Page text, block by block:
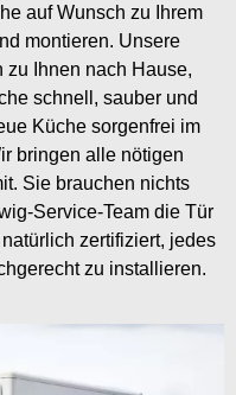
auf Wunsch zu Ihrem
montieren. Unsere
zu Ihnen nach Hause,
schnell, sauber und
Küche sorgenfrei im
bringen alle nötigen
Sie brauchen nichts
Service-Team die Tür
zertifiziert, jedes
zu installieren.